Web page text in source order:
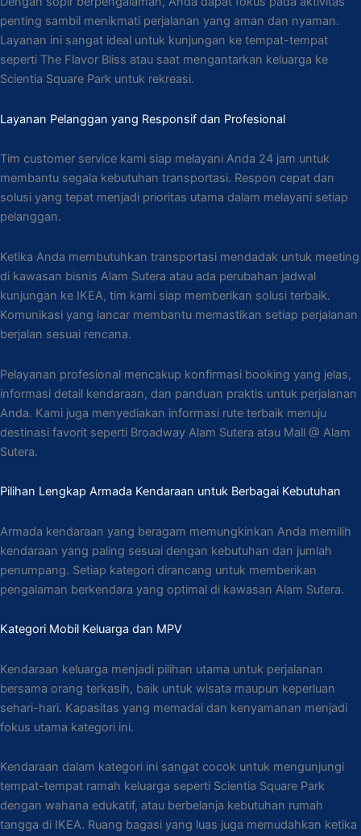
penting sambil menikmati perjalanan yang aman dan nyaman.
Layanan ini sangat ideal untuk kunjungan ke tempat-tempat
seperti The Flavor Bliss atau saat mengantarkan keluarga ke
Scientia Square Park untuk rekreasi.
Layanan Pelanggan yang Responsif dan Profesional
Tim customer service kami siap melayani Anda 24 jam untuk
membantu segala kebutuhan transportasi. Respon cepat dan
solusi yang tepat menjadi prioritas utama dalam melayani setiap
pelanggan.
Ketika Anda membutuhkan transportasi mendadak untuk meeting
di kawasan bisnis Alam Sutera atau ada perubahan jadwal
kunjungan ke IKEA, tim kami siap memberikan solusi terbaik.
Komunikasi yang lancar membantu memastikan setiap perjalanan
berjalan sesuai rencana.
Pelayanan profesional mencakup konfirmasi booking yang jelas,
informasi detail kendaraan, dan panduan praktis untuk perjalanan
Anda. Kami juga menyediakan informasi rute terbaik menuju
destinasi favorit seperti Broadway Alam Sutera atau Mall @ Alam
Sutera.
Pilihan Lengkap Armada Kendaraan untuk Berbagai Kebutuhan
Armada kendaraan yang beragam memungkinkan Anda memilih
kendaraan yang paling sesuai dengan kebutuhan dan jumlah
penumpang. Setiap kategori dirancang untuk memberikan
pengalaman berkendara yang optimal di kawasan Alam Sutera.
Kategori Mobil Keluarga dan MPV
Kendaraan keluarga menjadi pilihan utama untuk perjalanan
bersama orang terkasih, baik untuk wisata maupun keperluan
sehari-hari. Kapasitas yang memadai dan kenyamanan menjadi
fokus utama kategori ini.
Kendaraan dalam kategori ini sangat cocok untuk mengunjungi
tempat-tempat ramah keluarga seperti Scientia Square Park
dengan wahana edukatif, atau berbelanja kebutuhan rumah
tangga di IKEA. Ruang bagasi yang luas juga memudahkan ketika